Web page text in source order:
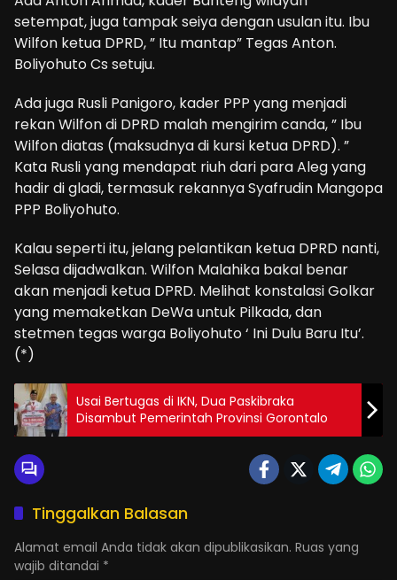
setempat, juga tampak seiya dengan usulan itu. Ibu
Wilfon ketua DPRD, ” Itu mantap” Tegas Anton.
Boliyohuto Cs setuju.
Ada juga Rusli Panigoro, kader PPP yang menjadi
rekan Wilfon di DPRD malah mengirim canda, ” Ibu
Wilfon diatas (maksudnya di kursi ketua DPRD). ”
Kata Rusli yang mendapat riuh dari para Aleg yang
hadir di gladi, termasuk rekannya Syafrudin Mangopa
PPP Boliyohuto.
Kalau seperti itu, jelang pelantikan ketua DPRD nanti,
Selasa dijadwalkan. Wilfon Malahika bakal benar
akan menjadi ketua DPRD. Melihat konstalasi Golkar
yang memaketkan DeWa untuk Pilkada, dan
stetmen tegas warga Boliyohuto ‘ Ini Dulu Baru Itu’.
(*)
Usai Bertugas di IKN, Dua Paskibraka
Disambut Pemerintah Provinsi Gorontalo
Tinggalkan Balasan
Alamat email Anda tidak akan dipublikasikan. Ruas yang
wajib ditandai *